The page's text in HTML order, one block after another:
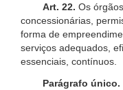
Art. 22. Os
concessionárias,
forma de
serviços adequados,
essenciais, contínuos.
Parágrafo único.